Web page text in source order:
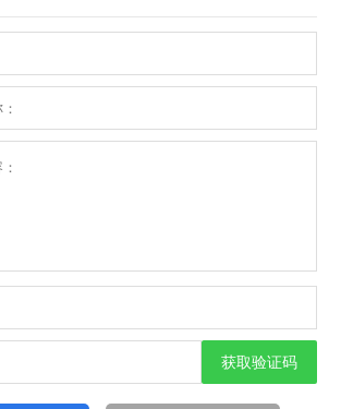
获取验证码